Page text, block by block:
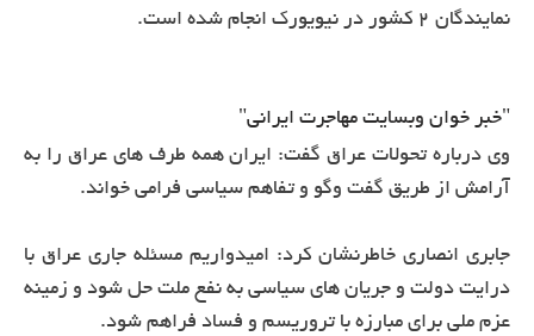
نمایندگان 2 کشور در نیویورک انجام شده است.
"خبر خوان وبسایت مهاجرت ایرانی"
وی درباره تحولات عراق گفت: ایران همه طرف های عراق را به
آرامش از طریق گفت وگو و تفاهم سیاسی فرامی خواند.
جابری انصاری خاطرنشان کرد: امیدواریم مسئله جاری عراق با
درایت دولت و جریان های سیاسی به نفع ملت حل شود و زمینه
عزم ملی برای مبارزه با تروریسم و فساد فراهم شود.